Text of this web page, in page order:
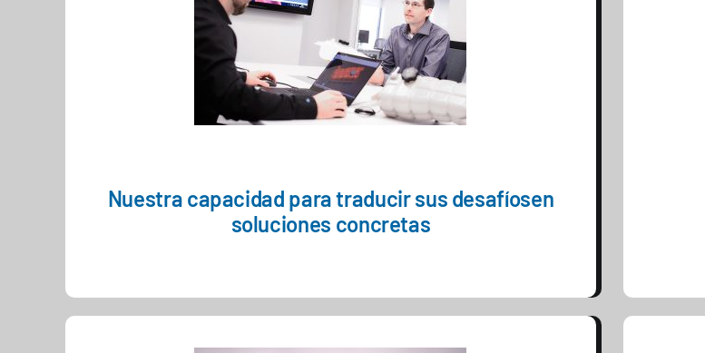
Nuestra capacidad para traducir sus desafíosen
soluciones concretas